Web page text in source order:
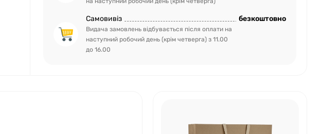
Самовивіз
Видача замовлень відбувається після оплати на
наступний робочий день (крім четверга) з 11.00
до 16.00
безкоштовно